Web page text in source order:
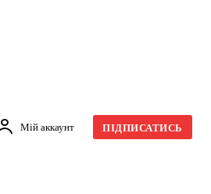
Мій аккаунт ПІДПИСАТИСЬ